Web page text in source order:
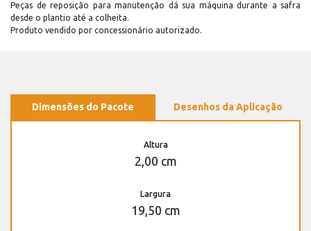
Peças de reposição para manutenção dá sua máquina durante a safra
desde o plantio até a colheita.
Produto vendido por concessionário autorizado.
Dimensões do Pacote Desenhos da Aplicação
Altura
2,00 cm
Largura
19,50 cm